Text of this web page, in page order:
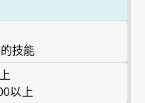
技能
以上